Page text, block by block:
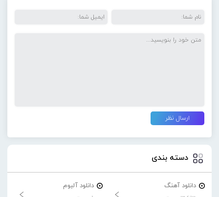
دسته بندی
دانلود آهنگ
دانلود آلبوم